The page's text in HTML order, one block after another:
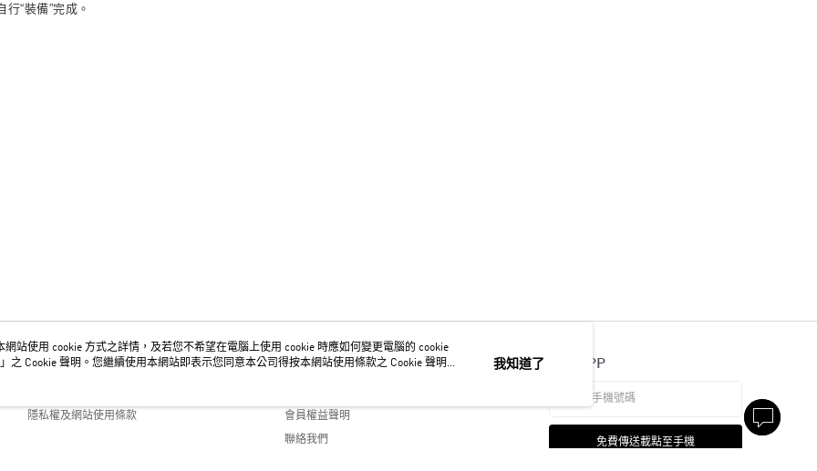
“裝備”完成。
關於我們
隱私權及網站使用條款
客服資訊
會員權益聲明
聯絡我們
官方APP
免費傳送載點至手機
站使用 cookie 方式之詳情，及若您不希望在電腦上使用 cookie 時應如何變更電腦的 cookie
」之 Cookie 聲明。您繼續使用本網站即表示您同意本公司得按本網站使用條款之 Cookie 聲明使
我知道了